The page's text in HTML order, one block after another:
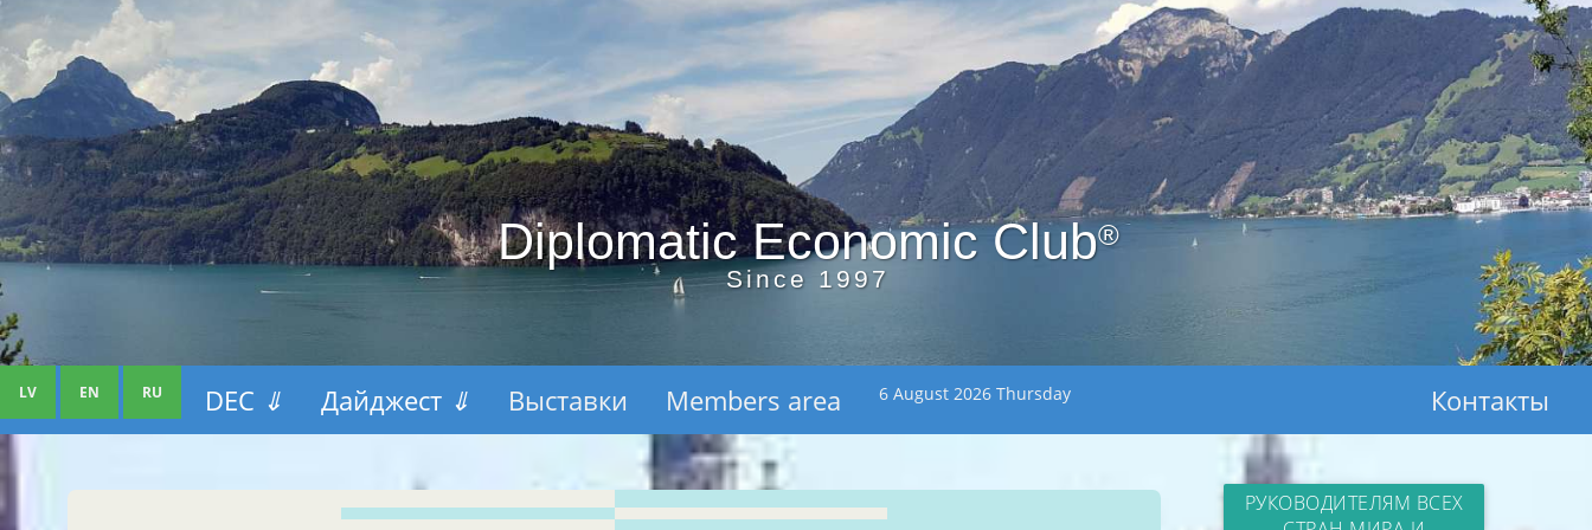
Diplomatic Economic Club®
Since 1997
LV EN RU DEC ⇓ Дайджест ⇓ Выставки Members area 6 August 2026 Thursday Контакты
РУКОВОДИТЕЛЯМ ВСЕХ